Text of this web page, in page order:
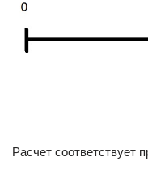
Расчет соответствует